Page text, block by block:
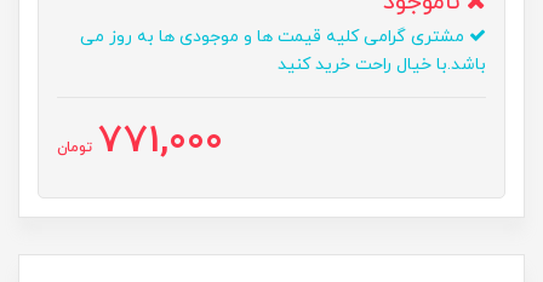
مشتری گرامی کلیه قیمت ها و موجودی ها به روز می
باشد.با خیال راحت خرید کنید
771,000 تومان